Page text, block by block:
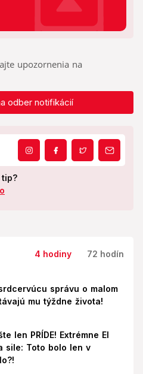
upozornenia na
odber notifikácií
4 hodiny 72 hodín
správu o malom
mu týždne života!
len PRÍDE! Extrémne El
sile: Toto bolo len v